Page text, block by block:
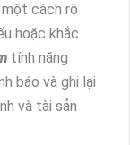
một cách rõ
hoặc khắc
tính năng
báo và ghi lại
và tài sản